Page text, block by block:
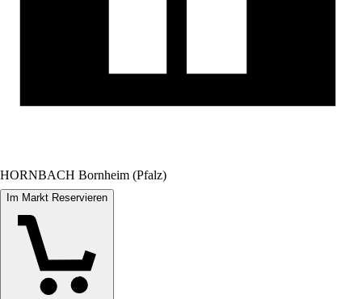
HORNBACH Bornheim (Pfalz)
Im Markt Reservieren